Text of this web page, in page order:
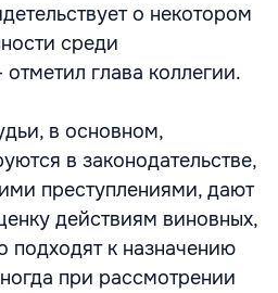
о некотором
среди
глава коллегии.
в основном,
в законодательстве,
преступлениями, дают
действиям виновных,
к назначению
при рассмотрении